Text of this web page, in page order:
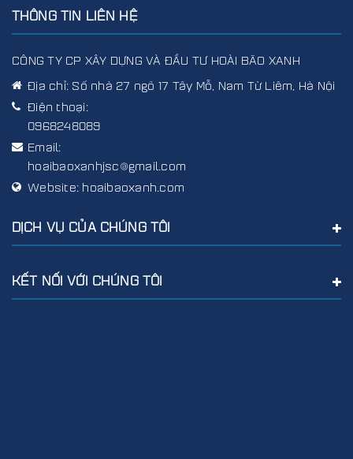
THÔNG TIN LIÊN HỆ
CÔNG TY CP XÂY DỰNG VÀ ĐẦU TƯ HOÀI BÃO XANH
Địa chỉ: Số nhà 27 ngõ 17 Tây Mỗ, Nam Từ Liêm, Hà Nội
Điện thoại:
0968248089
Email:
hoaibaoxanhjsc@gmail.com
Website: hoaibaoxanh.com
DỊCH VỤ CỦA CHÚNG TÔI
KẾT NỐI VỚI CHÚNG TÔI